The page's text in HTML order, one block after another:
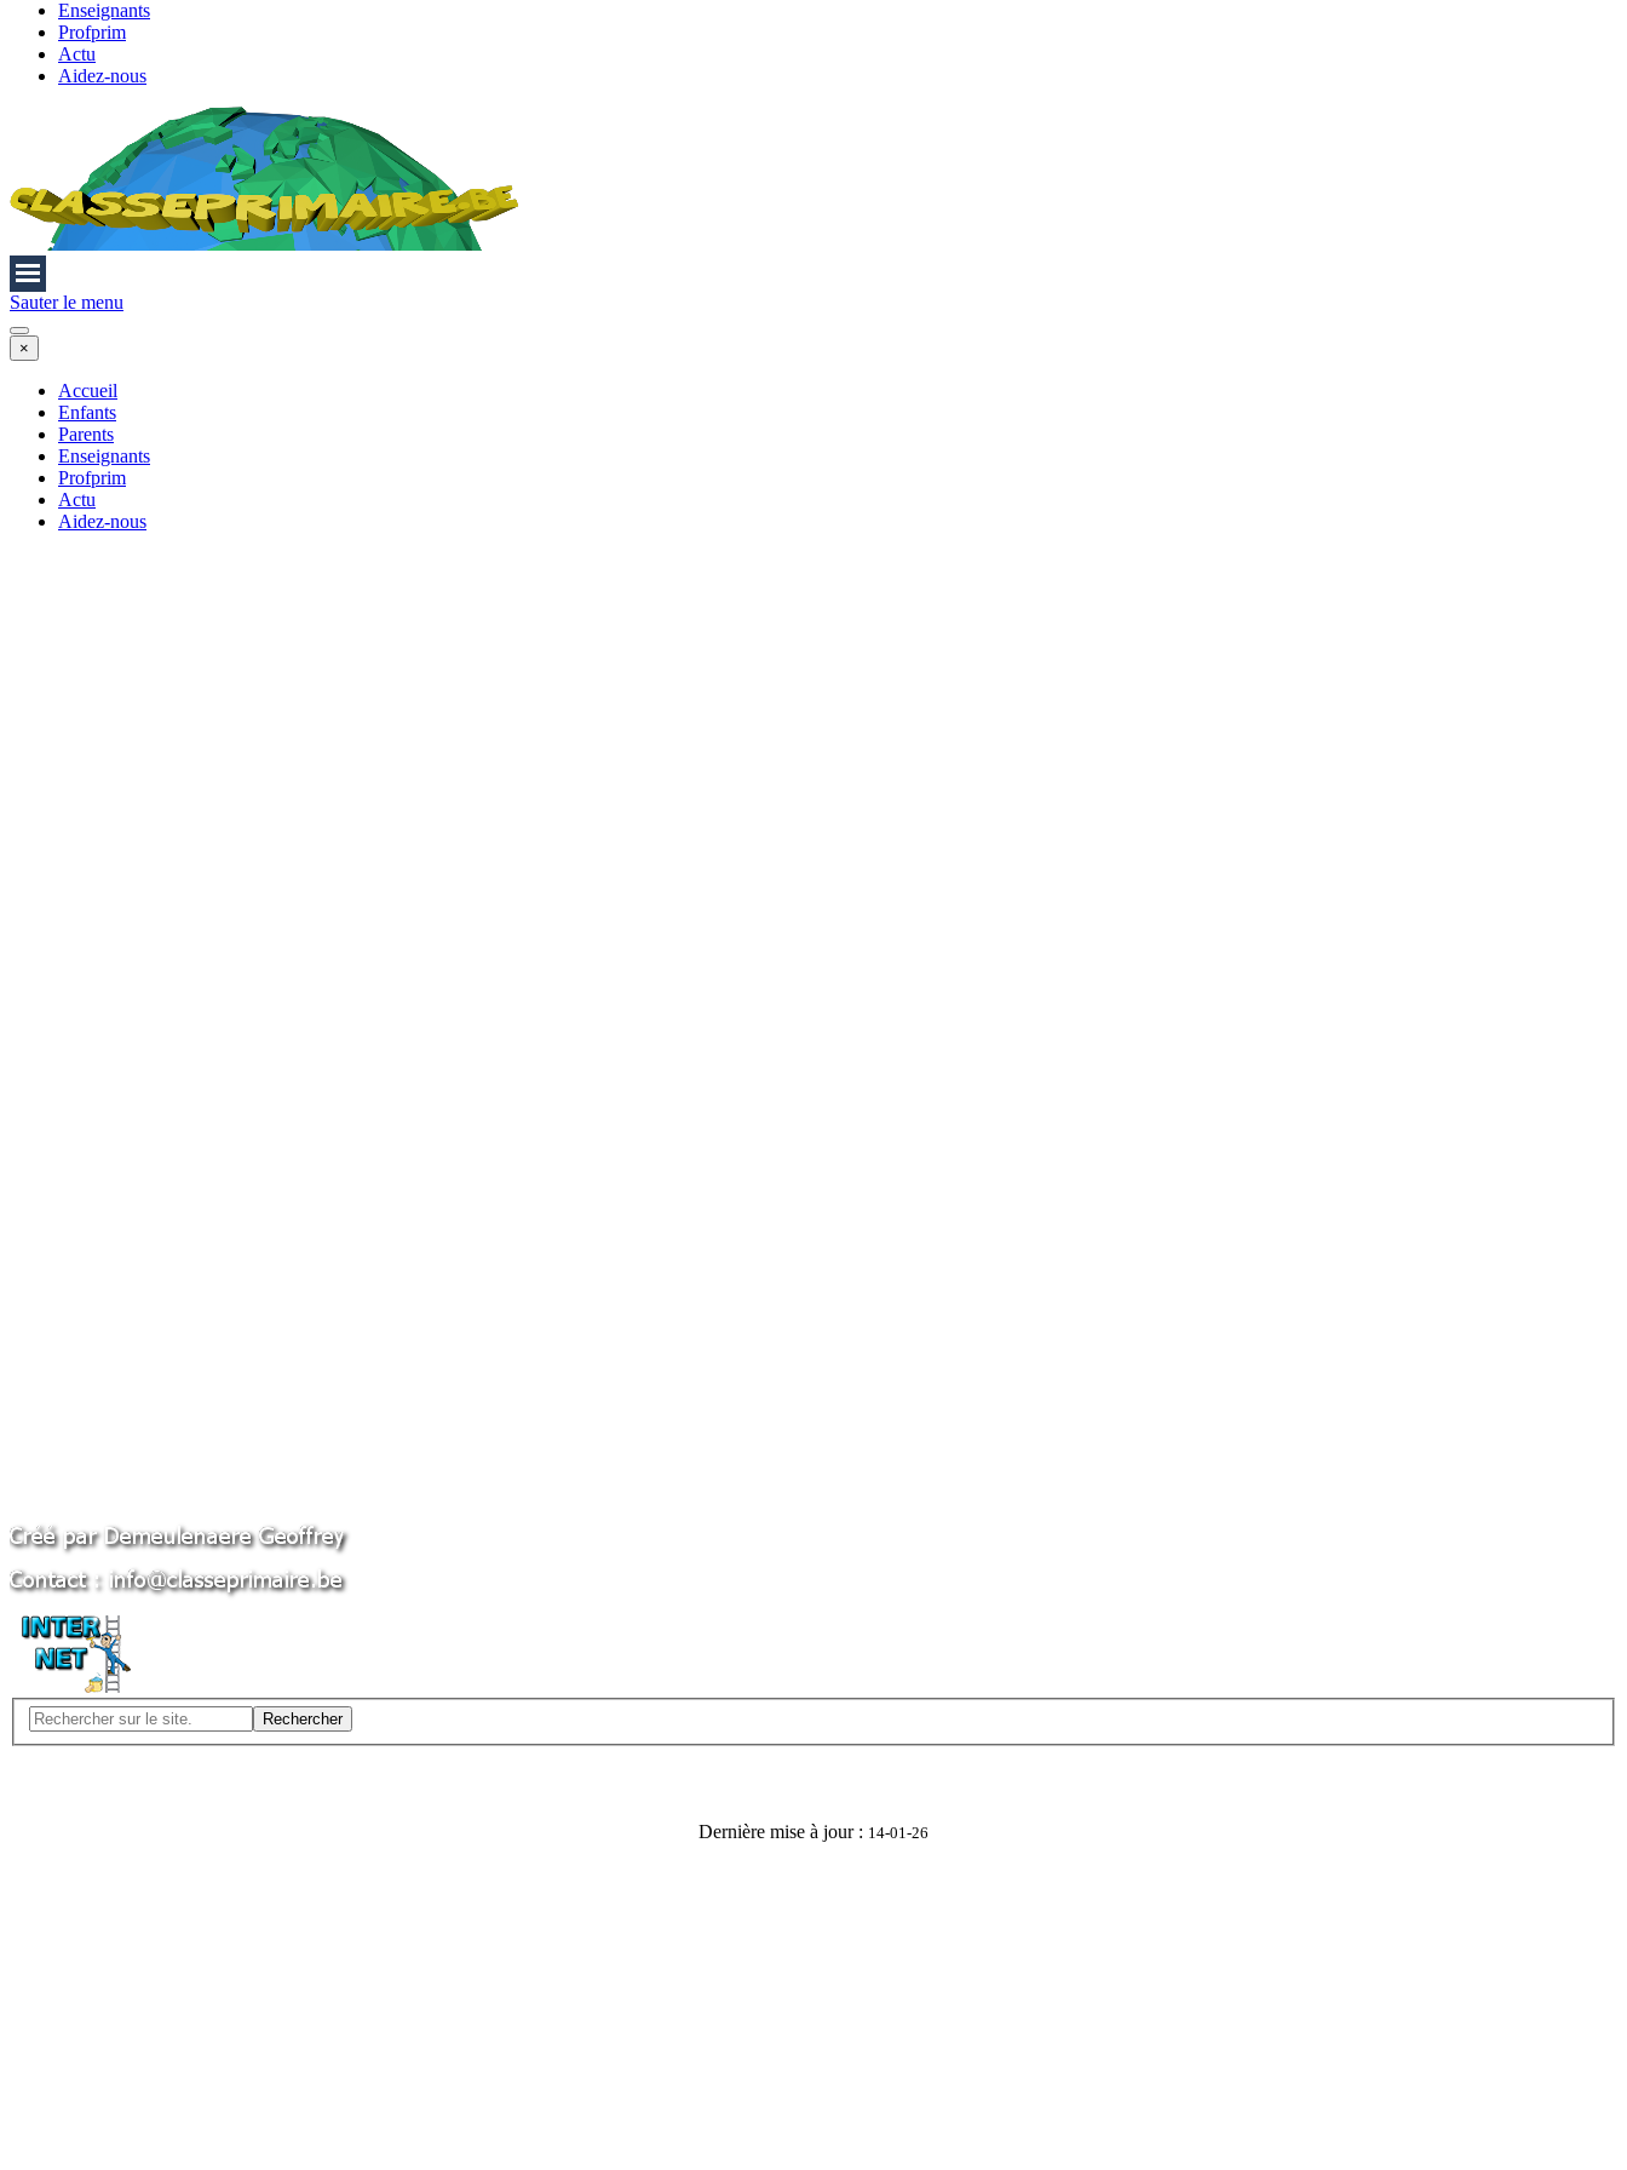
Enseignants
Profprim
Actu
Aidez-nous
Sauter le menu
×
Accueil
Enfants
Parents
Enseignants
Profprim
Actu
Aidez-nous
Rechercher
Dernière mise à jour : 14-01-26